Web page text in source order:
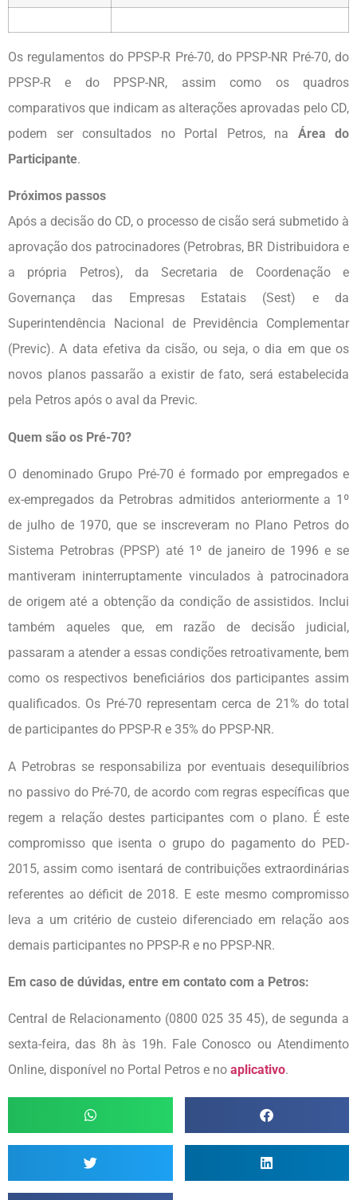
Os regulamentos do PPSP-R Pré-70, do PPSP-NR Pré-70, do
PPSP-R e do PPSP-NR, assim como os quadros
comparativos que indicam as alterações aprovadas pelo CD,
podem ser consultados no Portal Petros, na Área do
Participante.
Próximos passos
Após a decisão do CD, o processo de cisão será submetido à
aprovação dos patrocinadores (Petrobras, BR Distribuidora e
a própria Petros), da Secretaria de Coordenação e
Governança das Empresas Estatais (Sest) e da
Superintendência Nacional de Previdência Complementar
(Previc). A data efetiva da cisão, ou seja, o dia em que os
novos planos passarão a existir de fato, será estabelecida
pela Petros após o aval da Previc.
Quem são os Pré-70?
O denominado Grupo Pré-70 é formado por empregados e
ex-empregados da Petrobras admitidos anteriormente a 1º
de julho de 1970, que se inscreveram no Plano Petros do
Sistema Petrobras (PPSP) até 1º de janeiro de 1996 e se
mantiveram ininterruptamente vinculados à patrocinadora
de origem até a obtenção da condição de assistidos. Inclui
também aqueles que, em razão de decisão judicial,
passaram a atender a essas condições retroativamente, bem
como os respectivos beneficiários dos participantes assim
qualificados. Os Pré-70 representam cerca de 21% do total
de participantes do PPSP-R e 35% do PPSP-NR.
A Petrobras se responsabiliza por eventuais desequilíbrios
no passivo do Pré-70, de acordo com regras específicas que
regem a relação destes participantes com o plano. É este
compromisso que isenta o grupo do pagamento do PED-
2015, assim como isentará de contribuições extraordinárias
referentes ao déficit de 2018. E este mesmo compromisso
leva a um critério de custeio diferenciado em relação aos
demais participantes no PPSP-R e no PPSP-NR.
Em caso de dúvidas, entre em contato com a Petros:
Central de Relacionamento (0800 025 35 45), de segunda a
sexta-feira, das 8h às 19h. Fale Conosco ou Atendimento
Online, disponível no Portal Petros e no aplicativo.